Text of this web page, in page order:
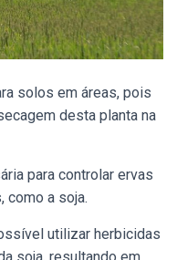
solos em áreas, pois
desta planta na
para controlar ervas
como a soja.
utilizar herbicidas
soja, resultando em